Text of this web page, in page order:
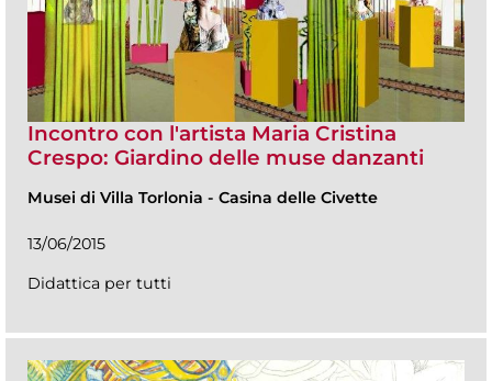
Incontro con l'artista Maria Cristina
Crespo: Giardino delle muse danzanti
Musei di Villa Torlonia - Casina delle Civette
13/06/2015
Didattica per tutti